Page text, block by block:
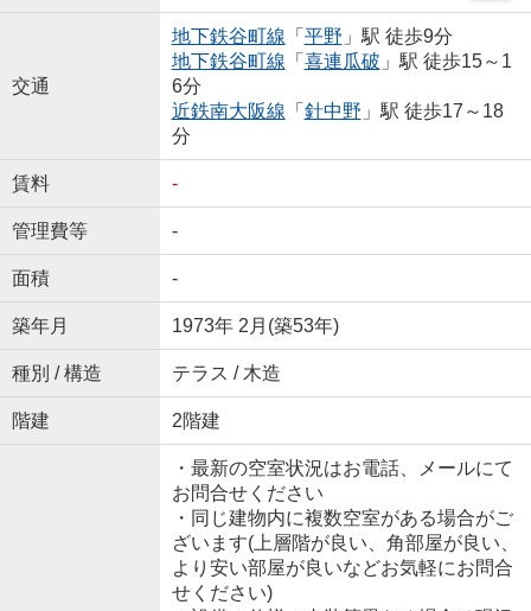
交通
地下鉄谷町線 「 平野 」駅 徒歩9分
地下鉄谷町線 「 喜連瓜破 」駅 徒歩15～1
6分
近鉄南大阪線 「 針中野 」駅 徒歩17～18
分
賃料 -
管理費等 -
面積 -
築年月 1973年 2月(築53年)
種別 / 構造 テラス / 木造
階建 2階建
・最新の空室状況はお電話、メールにて
お問合せください
・同じ建物内に複数空室がある場合がご
ざいます(上層階が良い、角部屋が良い、
より安い部屋が良いなどお気軽にお問合
せください)